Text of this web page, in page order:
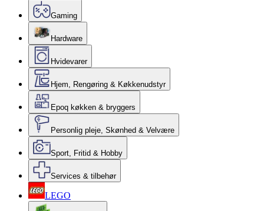
Gaming
Hardware
Hvidevarer
Hjem, Rengøring & Køkkenudstyr
Epoq køkken & bryggers
Personlig pleje, Skønhed & Velvære
Sport, Fritid & Hobby
Services & tilbehør
LEGO